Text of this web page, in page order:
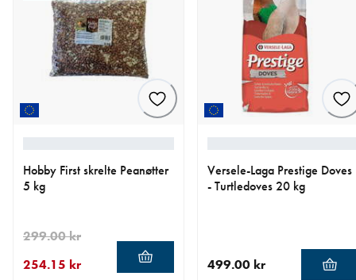
Hobby First skrelte Peanøtter
5 kg
254.15 kr
299.00 kr
Versele-Laga Prestige Doves
- Turtledoves 20 kg
499.00 kr